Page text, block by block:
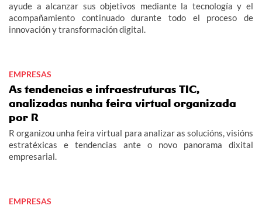
ayude a alcanzar sus objetivos mediante la tecnología y el
acompañamiento continuado durante todo el proceso de
innovación y transformación digital.
EMPRESAS
As tendencias e infraestruturas TIC,
analizadas nunha feira virtual organizada
por R
R organizou unha feira virtual para analizar as solucións, visións
estratéxicas e tendencias ante o novo panorama dixital
empresarial.
EMPRESAS